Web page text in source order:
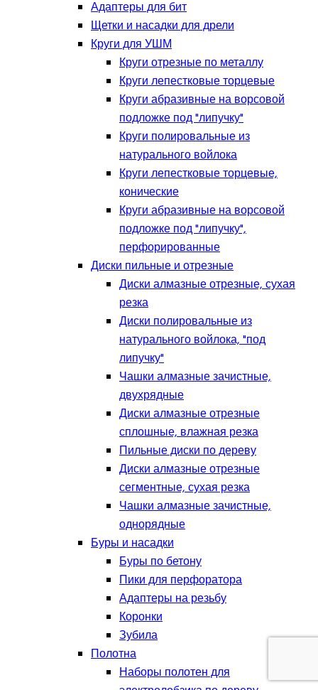
Адаптеры для бит
Щетки и насадки для дрели
Круги для УШМ
Круги отрезные по металлу
Круги лепестковые торцевые
Круги абразивные на ворсовой
подложке под "липучку"
Круги полировальные из
натурального войлока
Круги лепестковые торцевые,
конические
Круги абразивные на ворсовой
подложке под "липучку",
перфорированные
Диски пильные и отрезные
Диски алмазные отрезные, сухая
резка
Диски полировальные из
натурального войлока, "под
липучку"
Чашки алмазные зачистные,
двухрядные
Диски алмазные отрезные
сплошные, влажная резка
Пильные диски по дереву
Диски алмазные отрезные
сегментные, сухая резка
Чашки алмазные зачистные,
однорядные
Буры и насадки
Буры по бетону
Пики для перфоратора
Адаптеры на резьбу
Коронки
Зубила
Полотна
Наборы полотен для